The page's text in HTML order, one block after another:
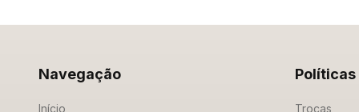
Navegação
Início
Políticas
Trocas